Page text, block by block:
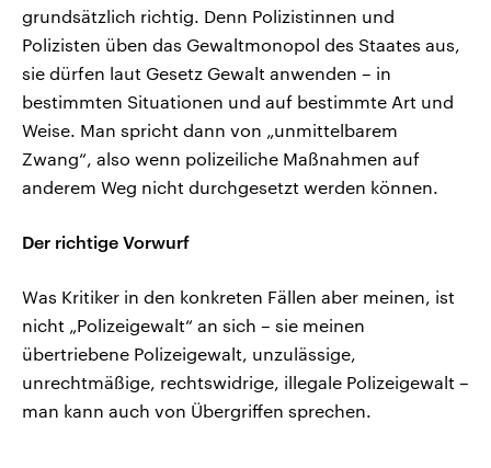
grundsätzlich richtig. Denn Polizistinnen und
Polizisten üben das Gewaltmonopol des Staates aus,
sie dürfen laut Gesetz Gewalt anwenden – in
bestimmten Situationen und auf bestimmte Art und
Weise. Man spricht dann von „unmittelbarem
Zwang“, also wenn polizeiliche Maßnahmen auf
anderem Weg nicht durchgesetzt werden können.
Der richtige Vorwurf
Was Kritiker in den konkreten Fällen aber meinen, ist
nicht „Polizeigewalt“ an sich – sie meinen
übertriebene Polizeigewalt, unzulässige,
unrechtmäßige, rechtswidrige, illegale Polizeigewalt –
man kann auch von Übergriffen sprechen.